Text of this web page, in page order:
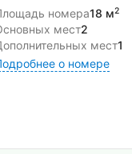
от стандартов
Виды из окон
без
номера18 м2
мест2
мест1
о номере